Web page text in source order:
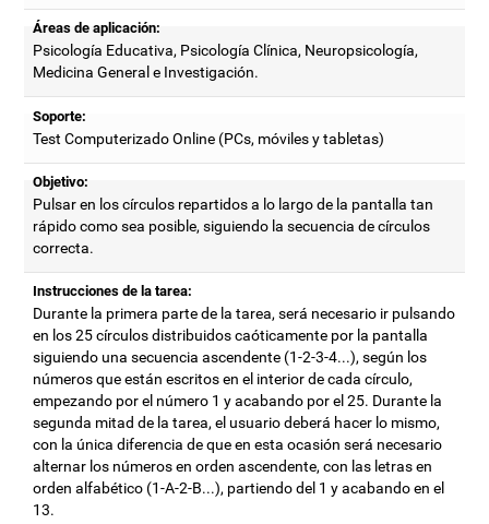
Áreas de aplicación:
Psicología Educativa, Psicología Clínica, Neuropsicología,
Medicina General e Investigación.
Soporte:
Test Computerizado Online (PCs, móviles y tabletas)
Objetivo:
Pulsar en los círculos repartidos a lo largo de la pantalla tan
rápido como sea posible, siguiendo la secuencia de círculos
correcta.
Instrucciones de la tarea:
Durante la primera parte de la tarea, será necesario ir pulsando
en los 25 círculos distribuidos caóticamente por la pantalla
siguiendo una secuencia ascendente (1-2-3-4...), según los
números que están escritos en el interior de cada círculo,
empezando por el número 1 y acabando por el 25. Durante la
segunda mitad de la tarea, el usuario deberá hacer lo mismo,
con la única diferencia de que en esta ocasión será necesario
alternar los números en orden ascendente, con las letras en
orden alfabético (1-A-2-B...), partiendo del 1 y acabando en el
13.